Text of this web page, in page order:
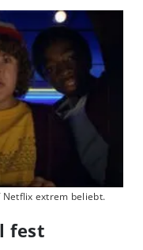
Netflix extrem beliebt.
fest